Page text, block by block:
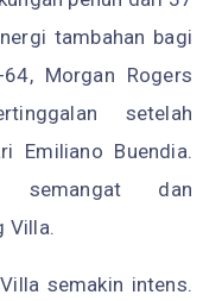
tambahan bagi
Morgan Rogers
setelah
Emiliano Buendia.
semangat dan
Villa.
semakin intens.